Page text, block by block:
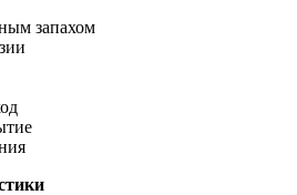
запахом